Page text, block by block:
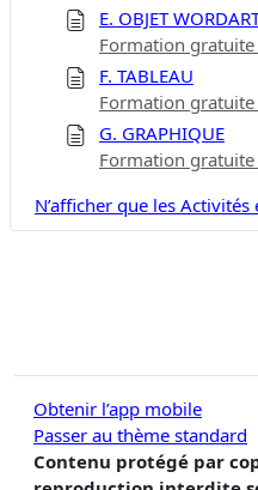
E. OBJET
Formation
F. TABLEAU
Formation
G. GRAPHIQUE
Formation
N’afficher que les
Obtenir l’app mobile
Passer au thème standard
Contenu protégé par